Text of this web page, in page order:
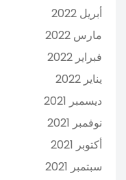
أبريل 2022
مارس 2022
فبراير 2022
يناير 2022
ديسمبر 2021
نوفمبر 2021
أكتوبر 2021
سبتمبر 2021